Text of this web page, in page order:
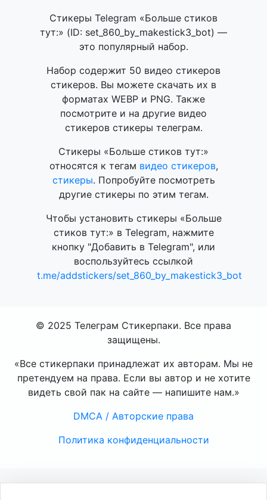
Стикеры Telegram «Больше стиков
тут:» (ID: set_860_by_makestick3_bot) —
это популярный набор.
Набор содержит 50 видео стикеров
стикеров. Вы можете скачать их в
форматах WEBP и PNG. Также
посмотрите и на другие видео
стикеров стикеры телеграм.
Стикеры «Больше стиков тут:»
относятся к тегам видео стикеров,
стикеры. Попробуйте посмотреть
другие стикеры по этим тегам.
Чтобы установить стикеры «Больше
стиков тут:» в Telegram, нажмите
кнопку "Добавить в Telegram", или
воспользуйтесь ссылкой
t.me/addstickers/set_860_by_makestick3_bot
© 2025 Телеграм Стикерпаки. Все права
защищены.
«Все стикерпаки принадлежат их авторам. Мы не
претендуем на права. Если вы автор и не хотите
видеть свой пак на сайте — напишите нам.»
DMCA / Авторские права
Политика конфиденциальности